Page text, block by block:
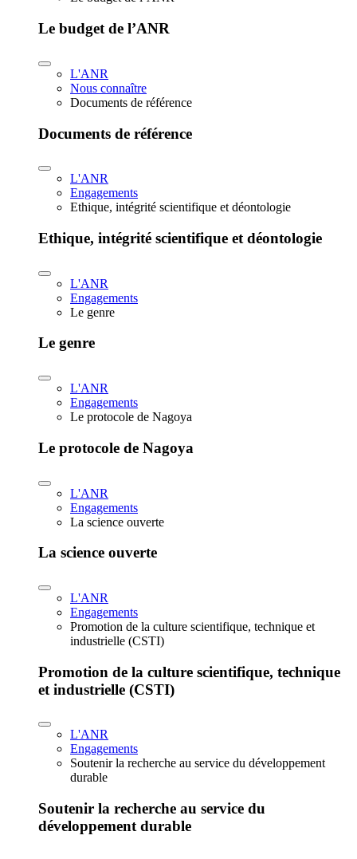
Le budget de l’ANR
L'ANR
Nous connaître
Documents de référence
Documents de référence
L'ANR
Engagements
Ethique, intégrité scientifique et déontologie
Ethique, intégrité scientifique et déontologie
L'ANR
Engagements
Le genre
Le genre
L'ANR
Engagements
Le protocole de Nagoya
Le protocole de Nagoya
L'ANR
Engagements
La science ouverte
La science ouverte
L'ANR
Engagements
Promotion de la culture scientifique, technique et
industrielle (CSTI)
Promotion de la culture scientifique, technique
et industrielle (CSTI)
L'ANR
Engagements
Soutenir la recherche au service du développement
durable
Soutenir la recherche au service du
développement durable